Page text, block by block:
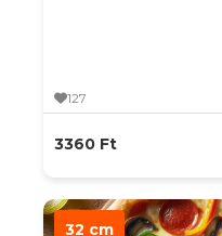
127
3360 Ft
32 cm